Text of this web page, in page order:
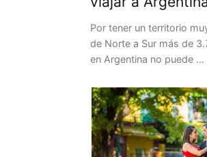
Por tener un territorio
de Norte a Sur más de
en Argentina no puede …